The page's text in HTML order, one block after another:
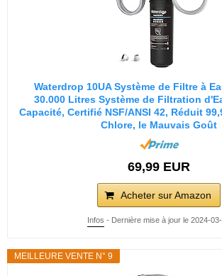
Waterdrop 10UA Système de Filtre à
30.000 Litres Système de Filtration
Capacité, Certifié NSF/ANSI 42, Réduit
Chlore, le Mauvais Goût
69,99 EUR
Acheter sur Amazon
Infos - Dernière mise à jour le 2024-
MEILLEURE VENTE N° 9